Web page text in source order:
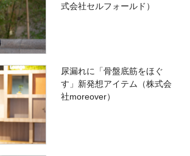
式会社セルフォールド）
尿漏れに「骨盤底筋をほぐ
す」新発想アイテム（株式会
社moreover）